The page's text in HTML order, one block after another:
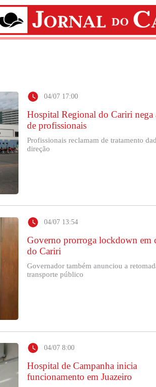
04/07 17:00
Hospital Regional do Cariri nega
de profissionais
Profissionais reclamam de tratamento
direção
04/07 13:54
Governo prorroga lockdown em
do Cariri
Governador também anunciou a
transporte público
04/07 8:00
Hospital de Campanha inicia
funcionamento em Juazeiro